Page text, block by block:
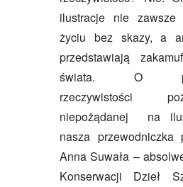
ilustracje nie
życiu bez skazy, a
przedstawiają
świata. O
rzeczywistości
niepożądanej na
nasza
Anna Suwała –
Konserwacji Dzieł